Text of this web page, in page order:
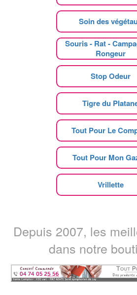
Soin des
Souris - Rat -
Rongeur
Stop Odeur
Tigre du
Tout Pour Le
Tout Pour Mon
Vrillette
Depuis 2007, les
dans notre